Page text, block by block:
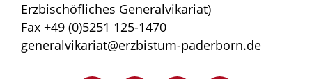
Erzbischöfliches Generalvikariat)
Fax +49 (0)5251 125-1470
generalvikariat@erzbistum-paderborn.de